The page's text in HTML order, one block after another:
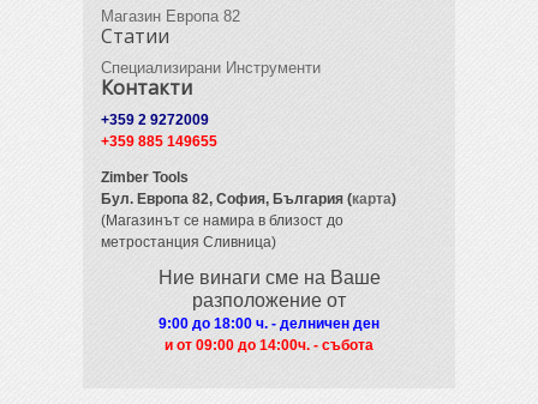
Магазин Европа 82
Статии
Специализирани Инструменти
Контакти
+359 2 9272009
+359 885 149655
Zimber Tools
Бул. Европа 82, София, България (карта)
(Магазинът се намира в близост до
метростанция Сливница)
Ние винаги сме на Ваше
разположение от
9:00 до 18:00 ч. - делничен ден
и от 09:00 до 14:00ч. - събота